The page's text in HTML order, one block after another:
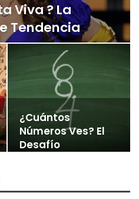
Viva ? La
Tendencia
¿Cuántos
Números Ves? El
Desafío